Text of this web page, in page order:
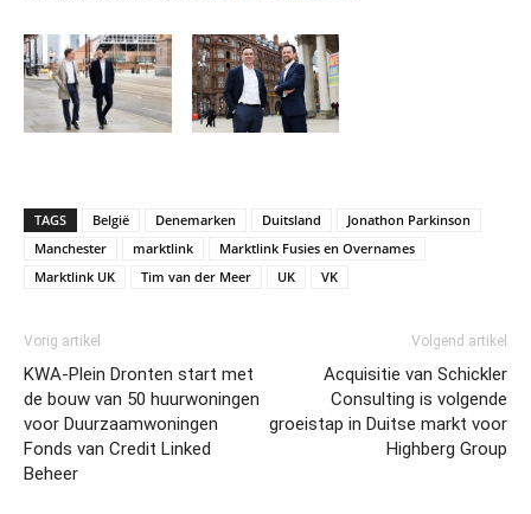
TAGS België Denemarken Duitsland
Jonathon Parkinson
Manchester
marktlink
Marktlink Fusies en Overnames
Marktlink UK
Tim van der Meer UK VK
Vorig artikel
KWA-Plein Dronten start met
de bouw van 50 huurwoningen
voor Duurzaamwoningen
Fonds van Credit Linked
Beheer
Volgend artikel
Acquisitie van Schickler
Consulting is volgende
groeistap in Duitse markt voor
Highberg Group